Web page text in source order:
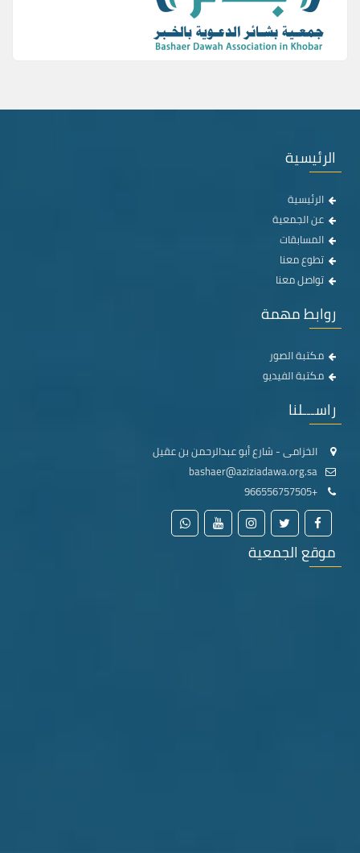
الرئيسية
الرئيسية
عن الجمعية
المسابقات
تطوع معنا
تواصل معنا
روابط مهمة
مكتبة الصور
مكتبة الفيديو
راســـلنا
الخزامى - شارع أبو عبدالرحمن بن عقيل
+966556757505
موقع الجمعية